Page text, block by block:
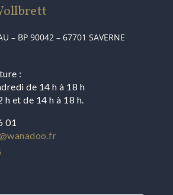
– BP 90042 – 67701 SAVERNE
:
de 14 h à 18 h
h et de 14 h à 18 h.
01